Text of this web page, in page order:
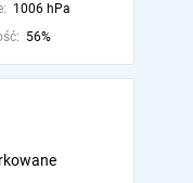
1006 hPa
56%